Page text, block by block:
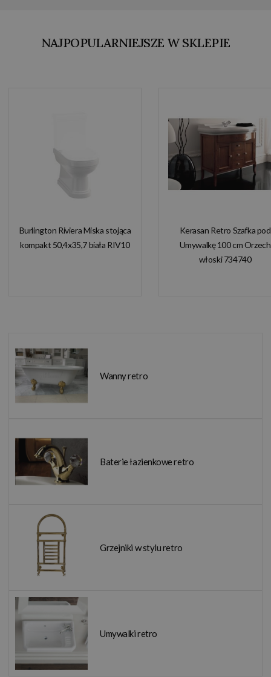
NAJPOPULARNIEJSZE W SKLEPIE
Burlington Riviera Miska stojąca
kompakt 50,4x35,7 biała RIV10
Kerasan Retro Szafka pod
Umywalkę 100 cm Orzech
włoski 734740
Wanny retro
Baterie łazienkowe retro
Grzejniki w stylu retro
Umywalki retro